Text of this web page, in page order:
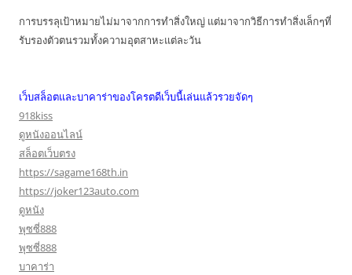
การบรรลุเป้าหมายไม่มาจากการทำสิ่งใหญ่ แต่มาจากวิธีการทำสิ่งเล็กๆที่
รับรองตัวตนรวมทั้งความอุตสาหะแต่ละวัน
เว็บสล็อตและบาคาร่าของโครตดีเว็บนี้เล่นแล้วรวยจัดๆ
918kiss
ดูหนังออนไลน์
สล็อตเว็บตรง
https://sagame168th.in
https://joker123auto.com
ดูหนัง
พุซซี่888
พุซซี่888
บาคาร่า